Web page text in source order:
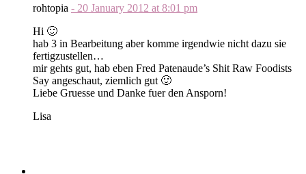
rohtopia - 20 January 2012 at 8:01 pm
Hi 🙂
hab 3 in Bearbeitung aber komme irgendwie nicht dazu sie
fertigzustellen…
mir gehts gut, hab eben Fred Patenaude’s Shit Raw Foodists
Say angeschaut, ziemlich gut 🙂
Liebe Gruesse und Danke fuer den Ansporn!
Lisa